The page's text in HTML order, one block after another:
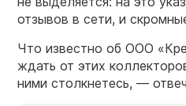
отзывов в сети, и
Что известно об ООО
ждать от этих
ними столкнетесь, —